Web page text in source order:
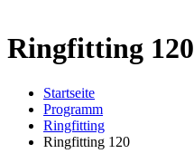
Ringfitting 120
Startseite
Programm
Ringfitting
Ringfitting 120